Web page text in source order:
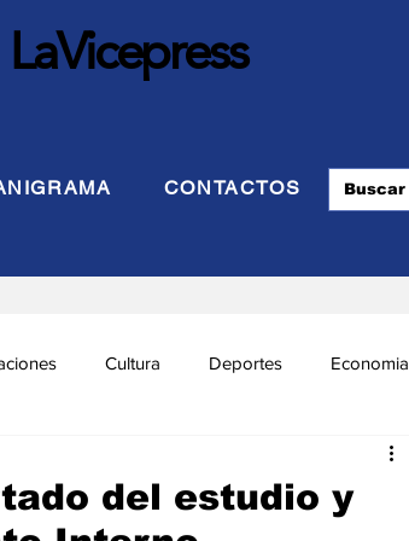
LaVicepress
CONTACTOS
Cultura Deportes Economia
INTERIOR
del estudio y